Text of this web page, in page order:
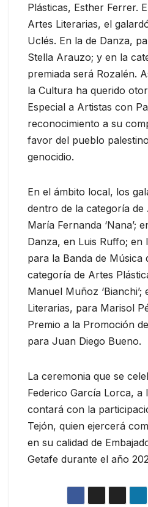
Plásticas, Esther Ferrer.
Artes Literarias, el
Uclés. En la de Danza,
Stella Arauzo; y en la
premiada será Rozalén.
la Cultura ha querido
Especial a Artistas con
reconocimiento a su
favor del pueblo
genocidio.
En el ámbito local, los
dentro de la categoría de
María Fernanda ‘Nana’;
Danza, en Luis Ruffo; en
para la Banda de Música
categoría de Artes
Manuel Muñoz ‘Bianchi’;
Literarias, para Marisol
Premio a la Promoción
para Juan Diego Bueno.
La ceremonia que se
Federico García Lorca, a
contará con la
Tejón, quien ejercerá
en su calidad de
Getafe durante el año